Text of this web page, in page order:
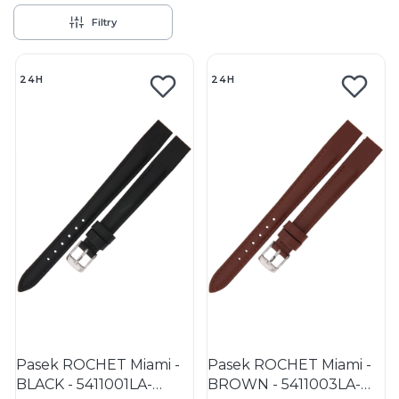
Filtry
24H
Pasek ROCHET Miami -
BLACK - 5411001LA-
24H
Pasek ROCHET Miami -
BROWN - 5411003LA-